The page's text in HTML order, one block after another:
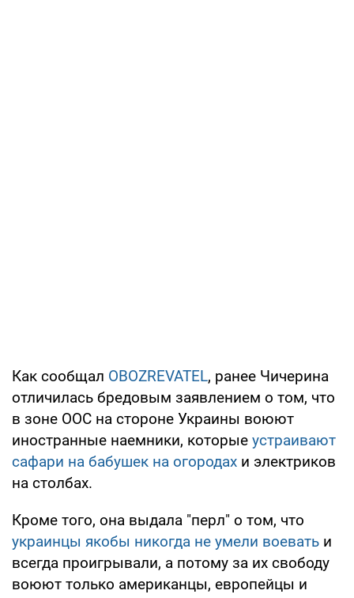
Как сообщал OBOZREVATEL, ранее Чичерина
отличилась бредовым заявлением о том, что
в зоне ООС на стороне Украины воюют
иностранные наемники, которые устраивают
сафари на бабушек на огородах и электриков
на столбах.
Кроме того, она выдала "перл" о том, что
украинцы якобы никогда не умели воевать и
всегда проигрывали, а потому за их свободу
воюют только американцы, европейцы и